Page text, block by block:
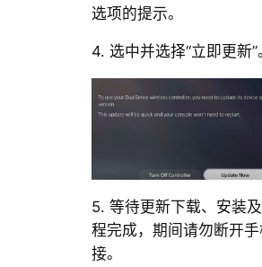
选项的提示。
4. 选中并选择“立即更新”
5. 等待更新下载、安装
程完成，期间请勿断开
接。